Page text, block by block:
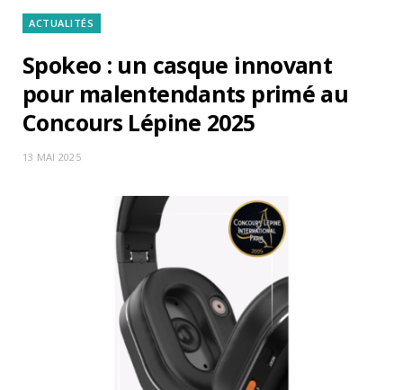
ACTUALITÉS
Spokeo : un casque innovant
pour malentendants primé au
Concours Lépine 2025
13 MAI 2025